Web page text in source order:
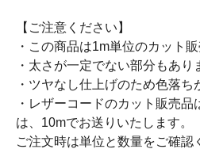
【ご注意ください】
・この商品は1m単位のカット販
・太さが一定でない部分もあり
・ツヤなし仕上げのため色落ち
・レザーコードのカット販売
は、10mでお送りいたします。
ご注文時は単位と数量をご確認